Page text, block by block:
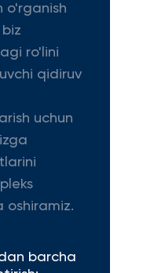
o'rganish
ro'lini
qidiruv
uchun
barcha